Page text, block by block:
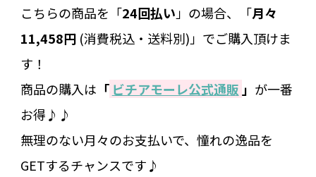
こちらの商品を「24回払い」の場合、「月々
11,458円(消費税込・送料別)」でご購入頂けま
す！
商品の購入は 「 ビチアモーレ公式通販 」 が一番
お得♪♪
無理のない月々のお支払いで、憧れの逸品を
GETするチャンスです♪